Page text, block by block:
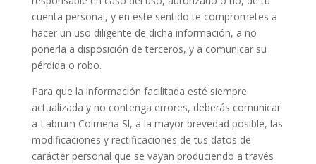
cuenta personal, y en este sentido te comprometes a
hacer un uso diligente de dicha información, a no
ponerla a disposición de terceros, y a comunicar su
pérdida o robo.
Para que la información facilitada esté siempre
actualizada y no contenga errores, deberás comunicar
a Labrum Colmena Sl, a la mayor brevedad posible, las
modificaciones y rectificaciones de tus datos de
carácter personal que se vayan produciendo a través